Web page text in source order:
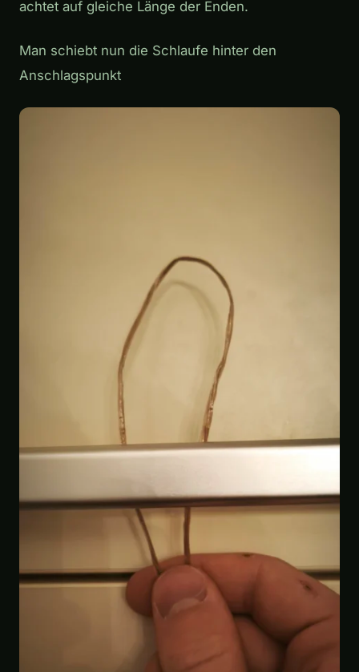
achtet auf gleiche Länge der Enden.
Man schiebt nun die Schlaufe hinter den
Anschlagspunkt